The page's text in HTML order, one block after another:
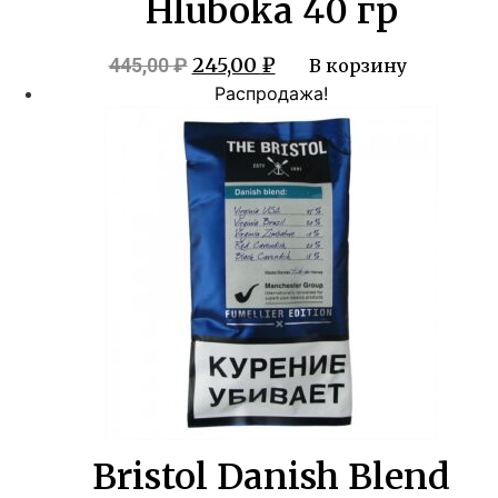
Hluboka 40 гр
445,00₽ Первоначальная
цена
составляла
445,00 ₽.
245,00 ₽Текущая
цена:
245,00 ₽.
В корзину
Распродажа!
Bristol Danish Blend